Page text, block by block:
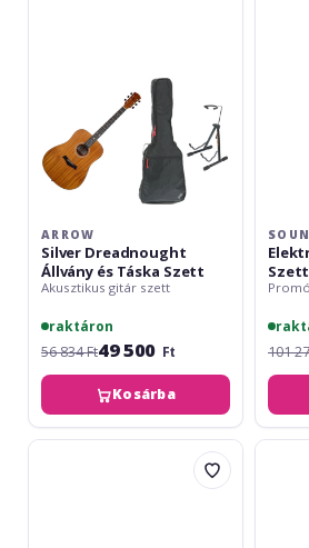
ARROW
Silver Dreadnought
Állvány és Táska Szett
Akusztikus gitár szett
raktáron
56 834 Ft49 500 Ft
Kosárba
Szett
101
VGS
VGS